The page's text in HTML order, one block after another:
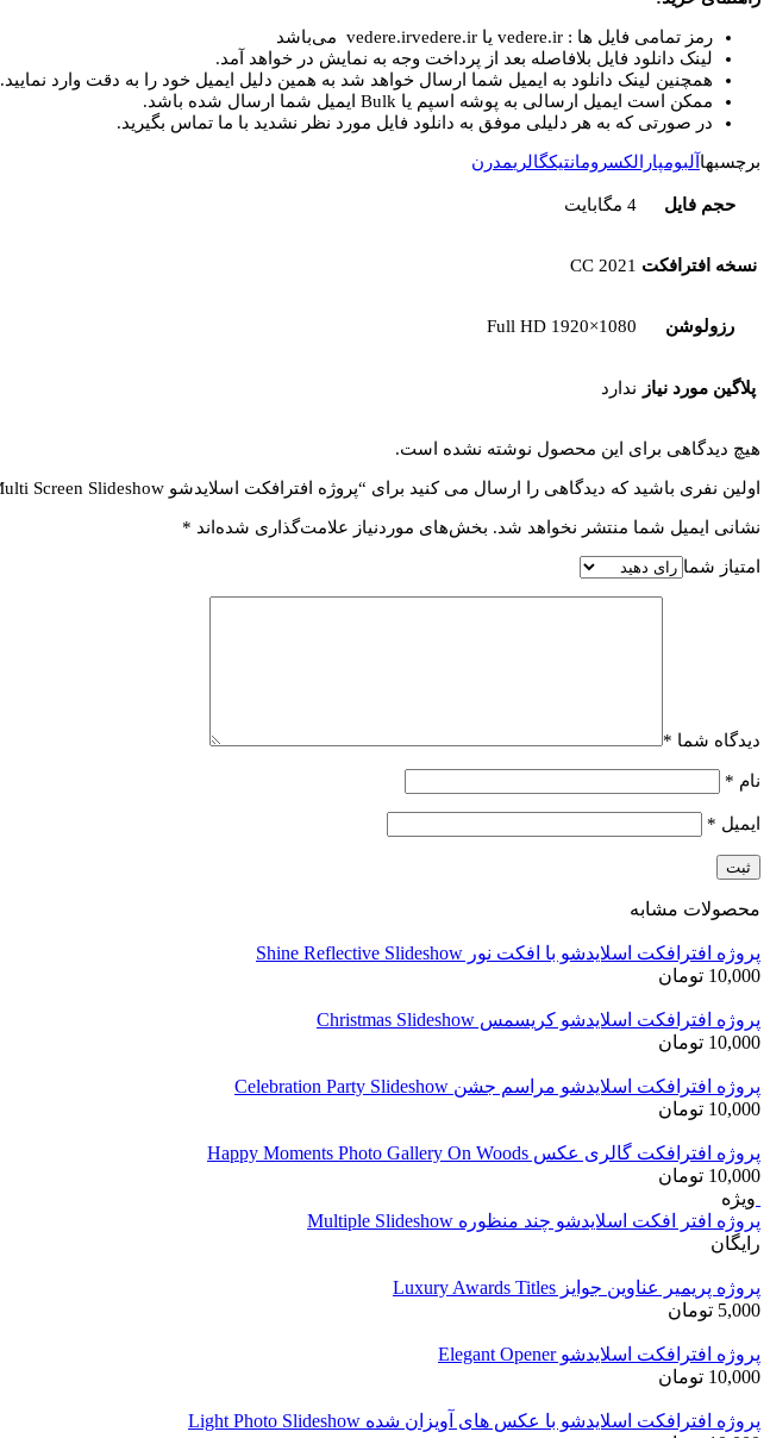
رمز تمامی فایل ها : vedere.ir یا vedere.irvedere.ir می‌باشد
لینک دانلود فایل بلافاصله بعد از پرداخت وجه به نمایش در خواهد آمد.
همچنین لینک دانلود به ایمیل شما ارسال خواهد شد به همین دلیل ایمیل خود را به دقت وارد نمایید.
ممکن است ایمیل ارسالی به پوشه اسپم یا Bulk ایمیل شما ارسال شده باشد.
در صورتی که به هر دلیلی موفق به دانلود فایل مورد نظر نشدید با ما تماس بگیرید.
برچسبها آلبومپارالکسرومانتیکگالریمدرن
حجم فایل 4 مگابایت
نسخه افترافکت CC 2021
رزولوشن Full HD 1920×1080
پلاگین مورد نیاز ندارد
هیچ دیدگاهی برای این محصول نوشته نشده است.
اولین نفری باشید که دیدگاهی را ارسال می کنید برای “پروژه افترافکت اسلایدشو Multi Screen Slideshow”
نشانی ایمیل شما منتشر نخواهد شد. بخش‌های موردنیاز علامت‌گذاری شده‌اند *
امتیاز شما
دیدگاه شما *
نام *
ایمیل *
محصولات مشابه
پروژه افترافکت اسلایدشو با افکت نور Shine Reflective Slideshow
10,000 تومان
پروژه افترافکت اسلایدشو کریسمس Christmas Slideshow
10,000 تومان
پروژه افترافکت اسلایدشو مراسم جشن Celebration Party Slideshow
10,000 تومان
پروژه افترافکت گالری عکس Happy Moments Photo Gallery On Woods
10,000 تومان
ویژه
پروژه افتر افکت اسلایدشو چند منظوره Multiple Slideshow
رایگان
پروژه پریمیر عناوین جوایز Luxury Awards Titles
5,000 تومان
پروژه افترافکت اسلایدشو Elegant Opener
10,000 تومان
پروژه افترافکت اسلایدشو با عکس های آویزان شده Light Photo Slideshow